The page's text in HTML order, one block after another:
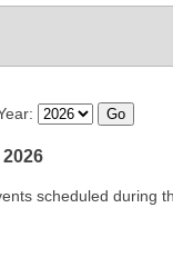
scheduled during